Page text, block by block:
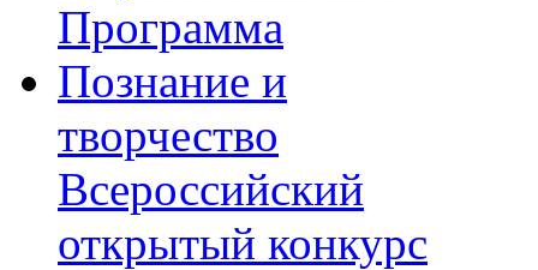
Программа
Познание и
творчество
Всероссийский
открытый конкурс